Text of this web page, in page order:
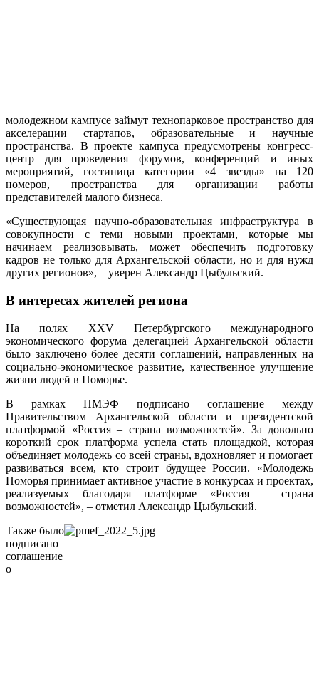
молодежном кампусе займут технопарковое пространство для
акселерации стартапов, образовательные и научные
пространства. В проекте кампуса предусмотрены конгресс-
центр для проведения форумов, конференций и иных
мероприятий, гостиница категории «4 звезды» на 120
номеров, пространства для организации работы
представителей малого бизнеса.
«Существующая научно-образовательная инфраструктура в
совокупности с теми новыми проектами, которые мы
начинаем реализовывать, может обеспечить подготовку
кадров не только для Архангельской области, но и для нужд
других регионов», – уверен Александр Цыбульский.
В интересах жителей региона
На полях XXV Петербургского международного
экономического форума делегацией Архангельской области
было заключено более десяти соглашений, направленных на
социально-экономическое развитие, качественное улучшение
жизни людей в Поморье.
В рамках ПМЭФ подписано соглашение между
Правительством Архангельской области и президентской
платформой «Россия – страна возможностей». За довольно
короткий срок платформа успела стать площадкой, которая
объединяет молодежь со всей страны, вдохновляет и помогает
развиваться всем, кто строит будущее России. «Молодежь
Поморья принимает активное участие в конкурсах и проектах,
реализуемых благодаря платформе «Россия – страна
возможностей», – отметил Александр Цыбульский.
Также было
подписано
соглашение
о